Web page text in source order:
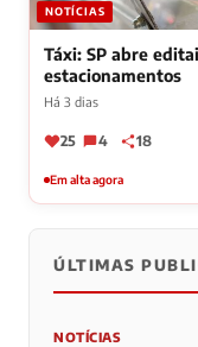
NOTÍCIAS
Táxi: SP abre
estacionamentos
Há 3 dias
25 4 18
Em alta agora
ÚLTIMAS
NOTÍCIAS